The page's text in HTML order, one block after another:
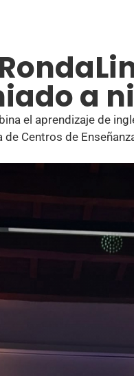
a
el aprendizaje de
Centros de